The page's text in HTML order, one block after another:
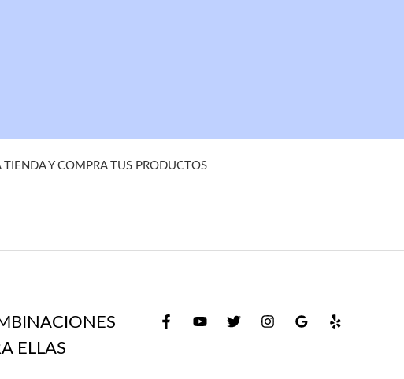
Y COMPRA TUS PRODUCTOS
ELLAS